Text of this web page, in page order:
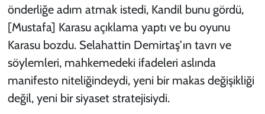
önderliğe adım atmak istedi, Kandil bunu gördü,
[Mustafa] Karasu açıklama yaptı ve bu oyunu
Karasu bozdu. Selahattin Demirtaş’ın tavrı ve
söylemleri, mahkemedeki ifadeleri aslında
manifesto niteliğindeydi, yeni bir makas değişikliği
değil, yeni bir siyaset stratejisiydi.